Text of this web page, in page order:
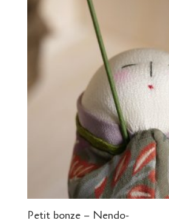
Petit bonze – Nendo-